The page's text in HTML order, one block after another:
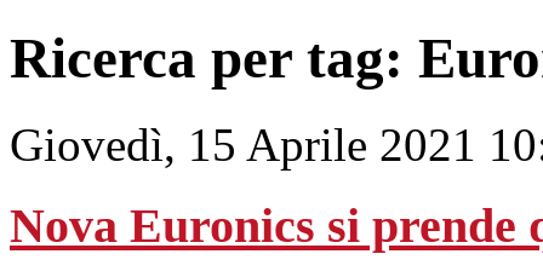
Ricerca per tag:
Giovedì, 15 Aprile 2021
Nova Euronics si